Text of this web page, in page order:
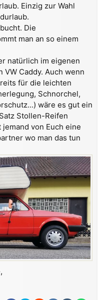
Einzig zur Wahl
Die
man an so einem
natürlich im eigenen
Caddy. Auch wenn
für die leichten
Schnorchel,
wäre es gut ein
Stollen-Reifen
jemand von Euch eine
wo man das tun